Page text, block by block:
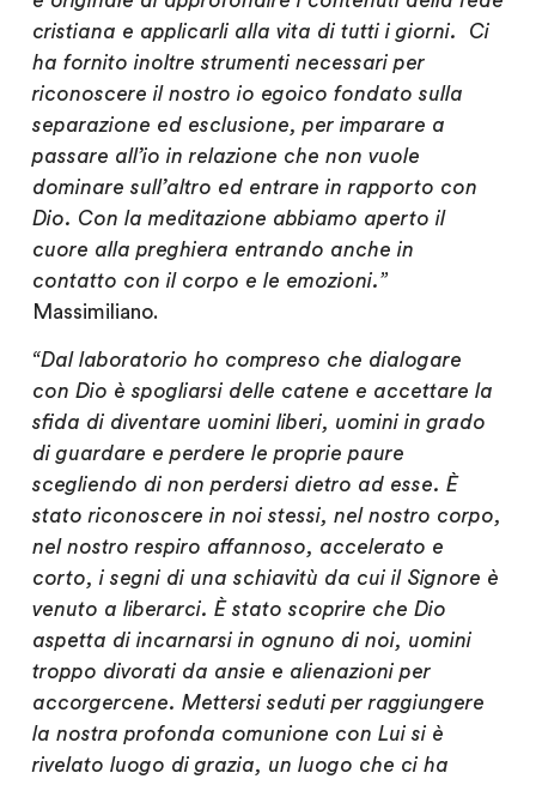
cristiana e applicarli alla vita di tutti i giorni. Ci
ha fornito inoltre strumenti necessari per
riconoscere il nostro io egoico fondato sulla
separazione ed esclusione, per imparare a
passare all’io in relazione che non vuole
dominare sull’altro ed entrare in rapporto con
Dio. Con la meditazione abbiamo aperto il
cuore alla preghiera entrando anche in
contatto con il corpo e le emozioni.”
Massimiliano.
“Dal laboratorio ho compreso che dialogare
con Dio è spogliarsi delle catene e accettare la
sfida di diventare uomini liberi, uomini in grado
di guardare e perdere le proprie paure
scegliendo di non perdersi dietro ad esse. È
stato riconoscere in noi stessi, nel nostro corpo,
nel nostro respiro affannoso, accelerato e
corto, i segni di una schiavitù da cui il Signore è
venuto a liberarci. È stato scoprire che Dio
aspetta di incarnarsi in ognuno di noi, uomini
troppo divorati da ansie e alienazioni per
accorgercene. Mettersi seduti per raggiungere
la nostra profonda comunione con Lui si è
rivelato luogo di grazia, un luogo che ci ha